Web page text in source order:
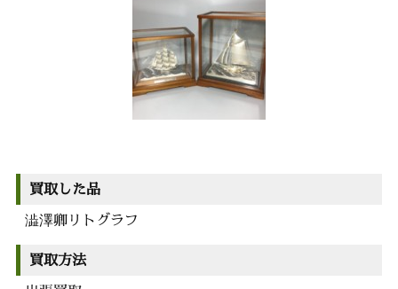
買取した品
澁澤卿リトグラフ
買取方法